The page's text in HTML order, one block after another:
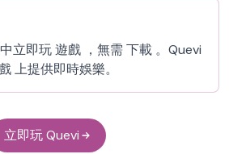
立即玩 遊戲 ，無需 下載 。Quevi
上提供即時娛樂。
立即玩 Quevi